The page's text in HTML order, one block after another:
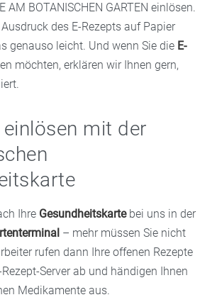
AM BOTANISCHEN GARTEN einlösen.
des E-Rezepts auf Papier
genauso leicht. Und wenn Sie die E-
möchten, erklären wir Ihnen gern,
einlösen mit der
Ihre Gesundheitskartebei uns in der
– mehr müssen Sie nicht
rufen dann Ihre offenen Rezepte
Server ab und händigen Ihnen
Medikamente aus.